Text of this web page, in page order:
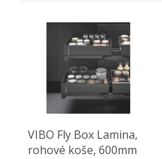
VÝPIS PRODUKTOV
VIBO Fly Box Lamina,
rohové koše, 600mm